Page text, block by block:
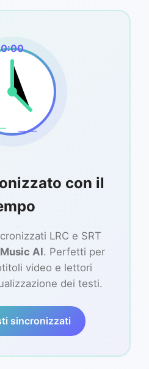
0:00
con il
LRC e SRT
AI. Perfetti per
video e lettori
dei testi.
sincronizzati